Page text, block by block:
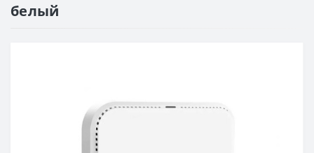
белый